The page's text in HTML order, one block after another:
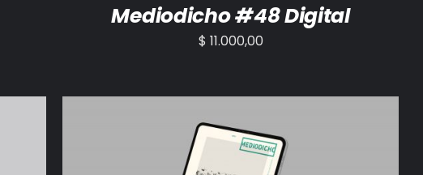
Mediodicho #48 Digital
$ 11.000,00